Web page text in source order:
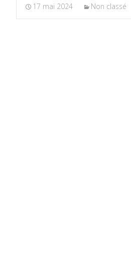
17 mai 2024 Non classé